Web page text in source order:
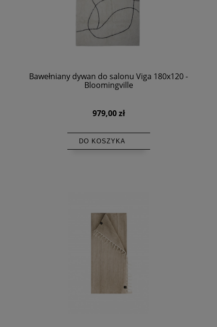
Bawełniany dywan do salonu Viga 180x120 -
Bloomingville
979,00 zł
DO KOSZYKA